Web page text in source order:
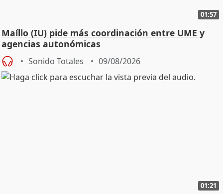
01:57
Maíllo (IU) pide más coordinación entre UME y
agencias autonómicas
Sonido Totales 09/08/2026
01:21